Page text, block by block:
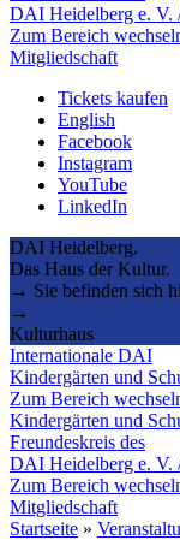
DAI Heidelberg e. V.
Zum Bereich
Mitgliedschaft
Tickets kaufen
English
Facebook
Instagram
YouTube
LinkedIn
DAI Heidelberg.
Das Haus der Kultur.
→ Sie befinden sich
→
Kulturhaus
Internationale DAI
Kindergärten und
Zum Bereich
Kindergärten und
Freundeskreis des
DAI Heidelberg e. V.
Zum Bereich
Mitgliedschaft
Startseite »